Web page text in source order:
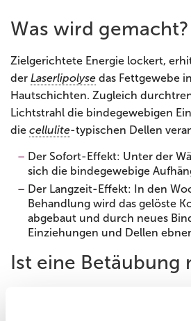
Was wird gemacht?
Zielgerichtete Energie lockert,
der Laserlipolyse das Fettgewebe
Hautschichten. Zugleich
Lichtstrahl die bindegewebigen
die cellulite-typischen Dellen
Der Sofort-Effekt: Unter der
sich die bindegewebige
Der Langzeit-Effekt: In den
Behandlung wird das gelöste
abgebaut und durch neues
Einziehungen und Dellen
Ist eine Betäubung
betäubt. Dafür